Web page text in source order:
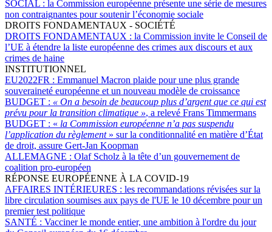
SOCIAL : la Commission européenne présente une série de mesures
non contraignantes pour soutenir l’économie sociale
DROITS FONDAMENTAUX - SOCIÉTÉ
DROITS FONDAMENTAUX : la Commission invite le Conseil de
l’UE à étendre la liste européenne des crimes aux discours et aux
crimes de haine
INSTITUTIONNEL
EU2022FR : Emmanuel Macron plaide pour une plus grande
souveraineté européenne et un nouveau modèle de croissance
BUDGET : « On a besoin de beaucoup plus d’argent que ce qui est
prévu pour la transition climatique », a relevé Frans Timmermans
BUDGET : « la Commission européenne n’a pas suspendu
l’application du règlement » sur la conditionnalité en matière d’État
de droit, assure Gert-Jan Koopman
ALLEMAGNE : Olaf Scholz à la tête d’un gouvernement de
coalition pro-européen
RÉPONSE EUROPÉENNE À LA COVID-19
AFFAIRES INTÉRIEURES : les recommandations révisées sur la
libre circulation soumises aux pays de l'UE le 10 décembre pour un
premier test politique
SANTÉ : Vacciner le monde entier, une ambition à l'ordre du jour